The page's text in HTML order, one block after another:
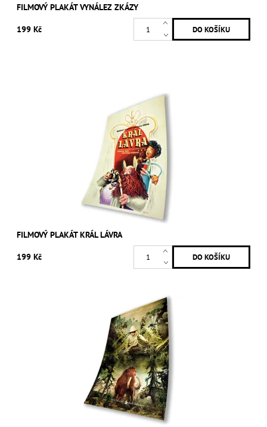
FILMOVÝ PLAKÁT VYNÁLEZ ZKÁZY
199 Kč
FILMOVÝ PLAKÁT KRÁL LÁVRA
199 Kč